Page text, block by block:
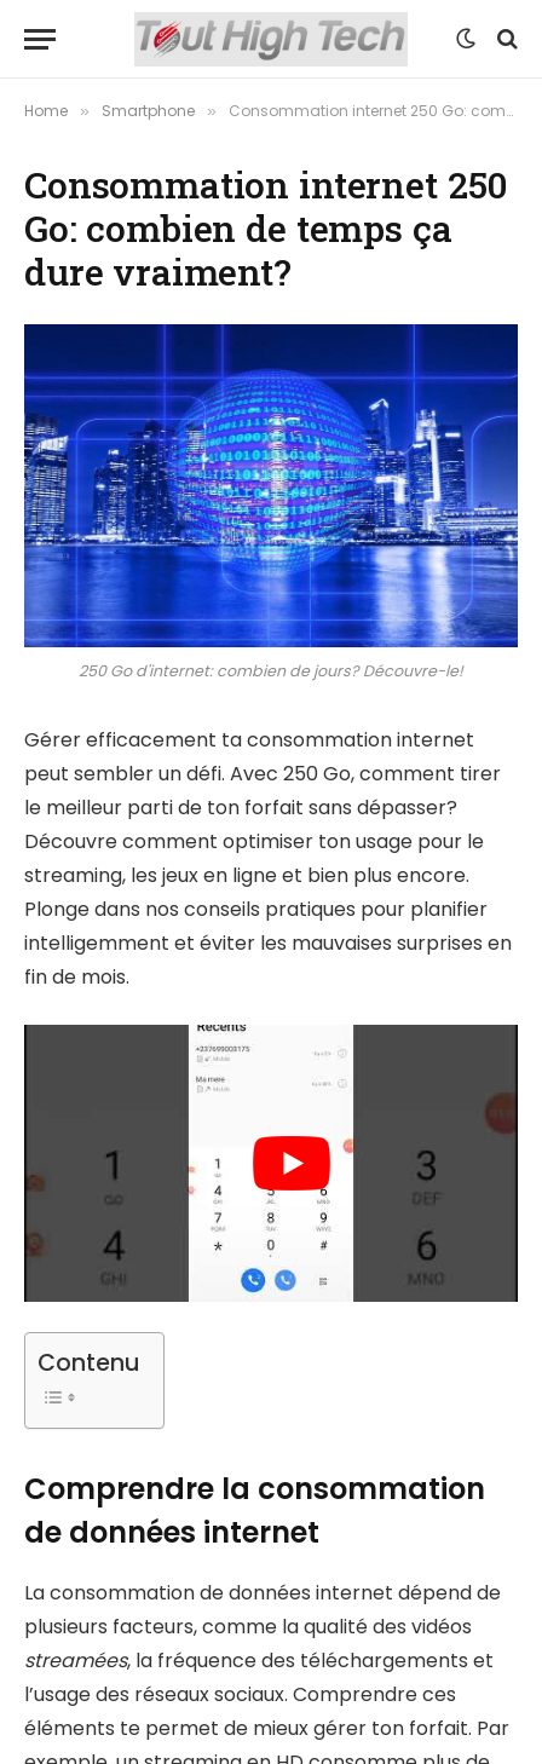
Home » Smartphone » Consommation internet 250 Go: combien de temps ça dure vraiment?
Consommation internet 250
Go: combien de temps ça
dure vraiment?
250 Go d'internet: combien de jours? Découvre-le!
Gérer efficacement ta consommation internet
peut sembler un défi. Avec 250 Go, comment tirer
le meilleur parti de ton forfait sans dépasser?
Découvre comment optimiser ton usage pour le
streaming, les jeux en ligne et bien plus encore.
Plonge dans nos conseils pratiques pour planifier
intelligemment et éviter les mauvaises surprises en
fin de mois.
Contenu
Comprendre la consommation
de données internet
La consommation de données internet dépend de
plusieurs facteurs, comme la qualité des vidéos
streamées, la fréquence des téléchargements et
l’usage des réseaux sociaux. Comprendre ces
éléments te permet de mieux gérer ton forfait. Par